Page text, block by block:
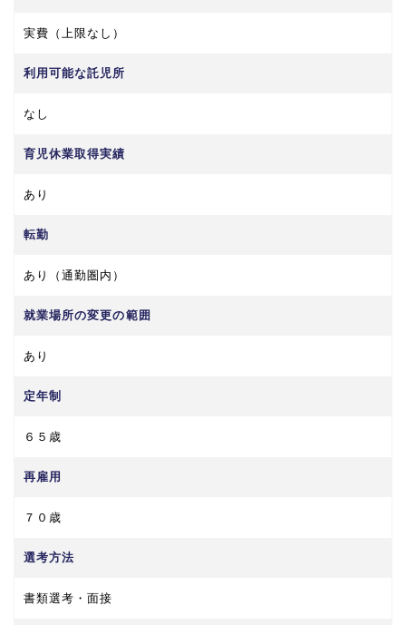
実費（上限なし）
利用可能な託児所
なし
育児休業取得実績
あり
転勤
あり（通勤圏内）
就業場所の変更の範囲
あり
定年制
６５歳
再雇用
７０歳
選考方法
書類選考・面接